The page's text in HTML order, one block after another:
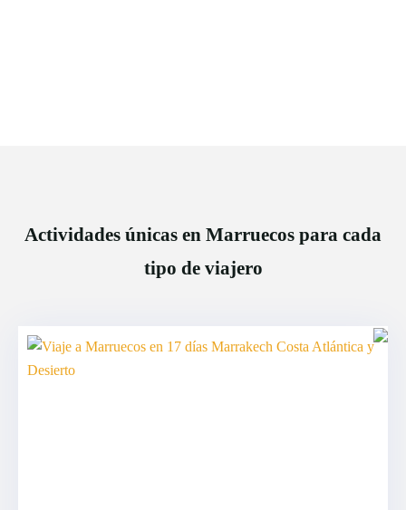
Actividades únicas en Marruecos para cada
tipo de viajero